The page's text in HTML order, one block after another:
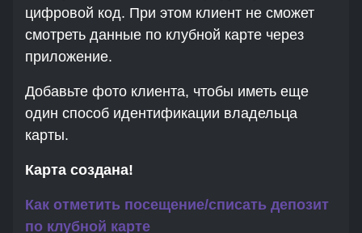
цифровой код. При этом клиент не сможет
смотреть данные по клубной карте через
приложение.
Добавьте фото клиента, чтобы иметь еще
один способ идентификации владельца
карты.
Карта создана!
Как отметить посещение/списать депозит
по клубной карте